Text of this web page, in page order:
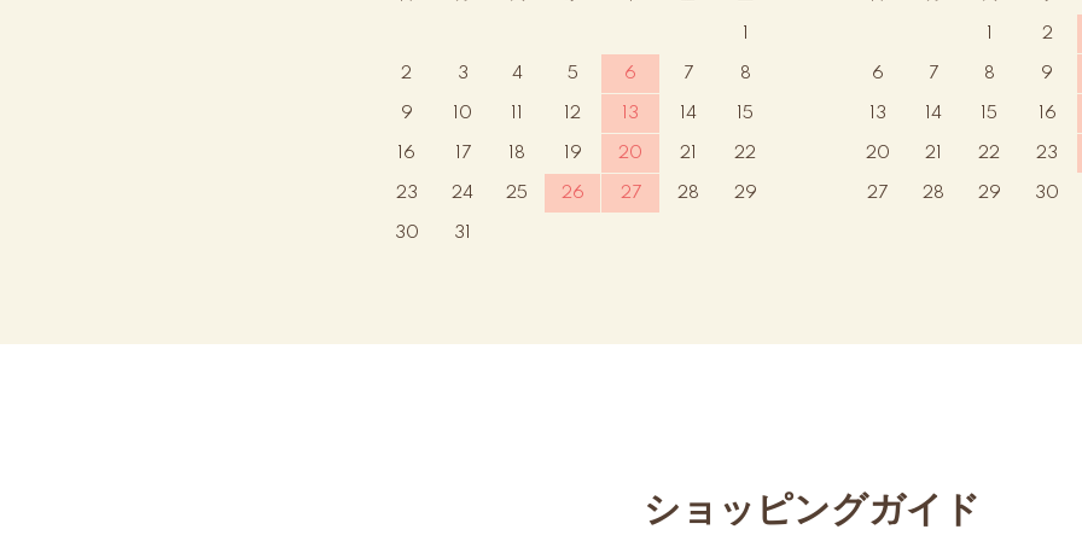
2 3 4 5 6 7 8
9 10 12 13 14 15
16 17 18 19 20 21 22
23 24 25 26 27 28 29
30 31
2
6 7 8 9
13 14 15 16
20 21 22 23
27 28 29 30
ショッピングガイド